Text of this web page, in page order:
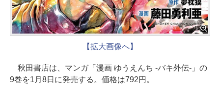
【拡大画像へ】
秋田書店は、マンガ「漫画 ゆうえんち -バキ外伝-」の
9巻を1月8日に発売する。価格は792円。